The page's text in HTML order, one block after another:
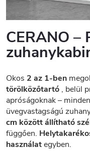
CERANO
Okos 2 az 1-ben
törölközőtartó , belül
apróságoknak –
üvegvastagságú
cm között állítható
függően.
használategyben.